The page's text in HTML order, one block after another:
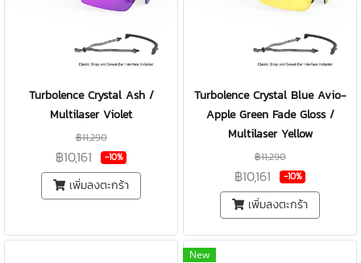
Turbolence Crystal Ash /
Multilaser Violet
฿11,290
฿10,161 -10%
เพิ่มลงตะกร้า
Turbolence Crystal Blue Avio-
Apple Green Fade Gloss /
Multilaser Yellow
฿11,290
฿10,161 -10%
เพิ่มลงตะกร้า
New